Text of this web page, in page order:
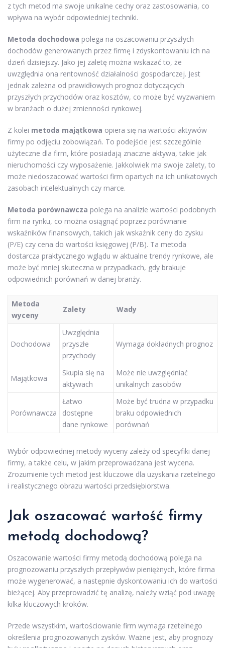
z tych metod ma swoje unikalne cechy oraz zastosowania, co
wpływa na wybór odpowiedniej techniki.
Metoda dochodowa polega na oszacowaniu przyszłych
dochodów generowanych przez firmę i zdyskontowaniu ich na
dzień dzisiejszy. Jako jej zaletę można wskazać to, że
uwzględnia ona rentowność działalności gospodarczej. Jest
jednak zależna od prawidłowych prognoz dotyczących
przyszłych przychodów oraz kosztów, co może być wyzwaniem
w branżach o dużej zmienności rynkowej.
Z kolei metoda majątkowa opiera się na wartości aktywów
firmy po odjęciu zobowiązań. To podejście jest szczególnie
użyteczne dla firm, które posiadają znaczne aktywa, takie jak
nieruchomości czy wyposażenie. Jakkolwiek ma swoje zalety, to
może niedoszacować wartości firm opartych na ich unikatowych
zasobach intelektualnych czy marce.
Metoda porównawcza polega na analizie wartości podobnych
firm na rynku, co można osiągnąć poprzez porównanie
wskaźników finansowych, takich jak wskaźnik ceny do zysku
(P/E) czy cena do wartości księgowej (P/B). Ta metoda
dostarcza praktycznego wglądu w aktualne trendy rynkowe, ale
może być mniej skuteczna w przypadkach, gdy brakuje
odpowiednich porównań w danej branży.
Metoda
wyceny
Zalety Wady
Dochodowa
Uwzględnia
przyszłe
przychody
Wymaga dokładnych prognoz
Majątkowa
Skupia się na
aktywach
Może nie uwzględniać
unikalnych zasobów
Porównawcza
Łatwo
dostępne
dane rynkowe
Może być trudna w przypadku
braku odpowiednich
porównań
Wybór odpowiedniej metody wyceny zależy od specyfiki danej
firmy, a także celu, w jakim przeprowadzana jest wycena.
Zrozumienie tych metod jest kluczowe dla uzyskania rzetelnego
i realistycznego obrazu wartości przedsiębiorstwa.
Jak oszacować wartość firmy
metodą dochodową?
Oszacowanie wartości firmy metodą dochodową polega na
prognozowaniu przyszłych przepływów pieniężnych, które firma
może wygenerować, a następnie dyskontowaniu ich do wartości
bieżącej. Aby przeprowadzić tę analizę, należy wziąć pod uwagę
kilka kluczowych kroków.
Przede wszystkim, wartościowanie firm wymaga rzetelnego
określenia prognozowanych zysków. Ważne jest, aby prognozy